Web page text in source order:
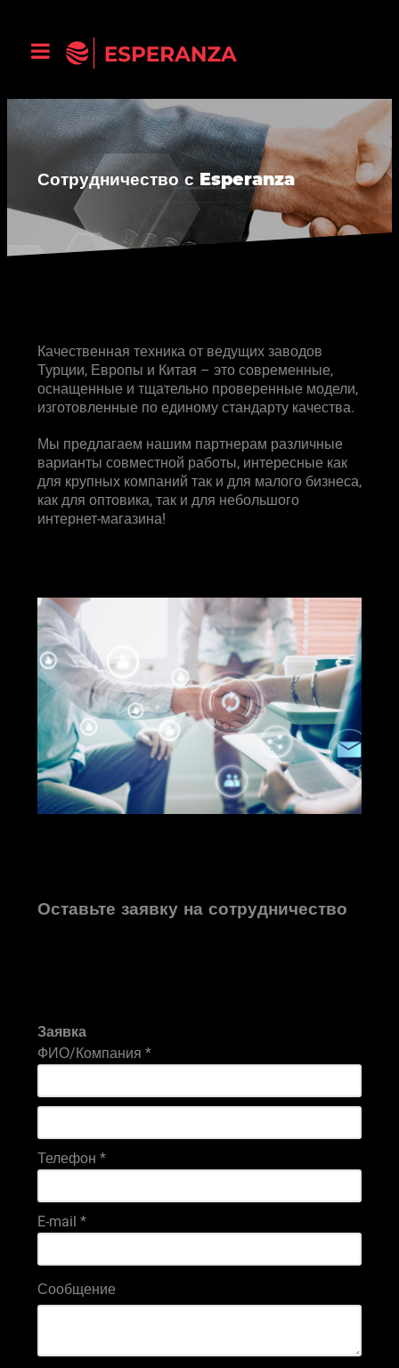
Сотрудничество с Esperanza
Качественная техника от ведущих заводов
Турции, Европы и Китая – это современные,
оснащенные и тщательно проверенные модели,
изготовленные по единому стандарту качества.
Мы предлагаем нашим партнерам различные
варианты совместной работы, интересные как
для крупных компаний так и для малого бизнеса,
как для оптовика, так и для небольшого
интернет-магазина!
Оставьте заявку на сотрудничество
Заявка
ФИО/Компания *
Телефон *
E-mail *
Сообщение